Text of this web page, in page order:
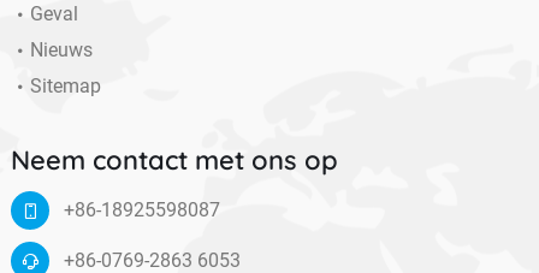
Geval
Nieuws
Sitemap
Neem contact met ons op
+86-18925598087
+86-0769-2863 6053